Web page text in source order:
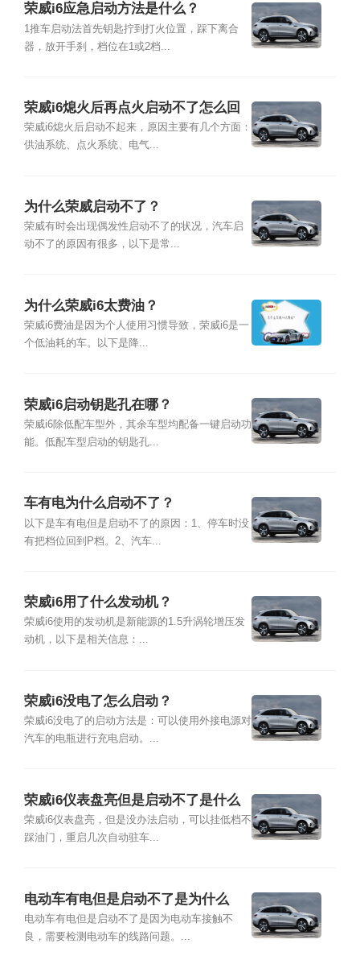
荣威i6应急启动方法是什么？
1推车启动法首先钥匙拧到打火位置，踩下离合
器，放开手刹，档位在1或2档...
荣威i6熄火后再点火启动不了怎么回
事？
荣威i6熄火后启动不起来，原因主要有几个方面：
供油系统、点火系统、电气...
为什么荣威启动不了？
荣威有时会出现偶发性启动不了的状况，汽车启
动不了的原因有很多，以下是常...
为什么荣威i6太费油？
荣威i6费油是因为个人使用习惯导致，荣威i6是一
个低油耗的车。以下是降...
荣威i6启动钥匙孔在哪？
荣威i6除低配车型外，其余车型均配备一键启动功
能。低配车型启动的钥匙孔...
车有电为什么启动不了？
以下是车有电但是启动不了的原因：1、停车时没
有把档位回到P档。2、汽车...
荣威i6用了什么发动机？
荣威i6使用的发动机是新能源的1.5升涡轮增压发
动机，以下是相关信息：...
荣威i6没电了怎么启动？
荣威i6没电了的启动方法是：可以使用外接电源对
汽车的电瓶进行充电启动。...
荣威i6仪表盘亮但是启动不了是什么
原因
荣威i6仪表盘亮，但是没办法启动，可以挂低档不
踩油门，重启几次自动驻车...
电动车有电但是启动不了是为什么
电动车有电但是启动不了是因为电动车接触不
良，需要检测电动车的线路问题。...